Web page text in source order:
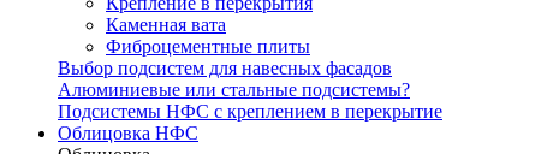
Каменная вата
Фиброцементные плиты
Выбор подсистем для навесных фасадов
Алюминиевые или стальные подсистемы?
Подсистемы НФС с креплением в перекрытие
Облицовка НФС